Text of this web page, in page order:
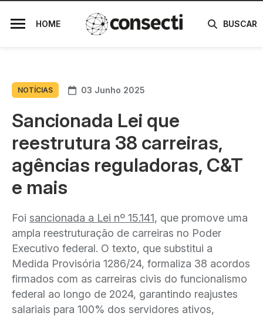
HOME BUSCAR
NOTÍCIAS 03 Junho 2025
Sancionada Lei que
reestrutura 38 carreiras,
agências reguladoras, C&T
e mais
Foi sancionada a Lei nº 15.141, que promove uma
ampla reestruturação de carreiras no Poder
Executivo federal. O texto, que substitui a
Medida Provisória 1286/24, formaliza 38 acordos
firmados com as carreiras civis do funcionalismo
federal ao longo de 2024, garantindo reajustes
salariais para 100% dos servidores ativos,